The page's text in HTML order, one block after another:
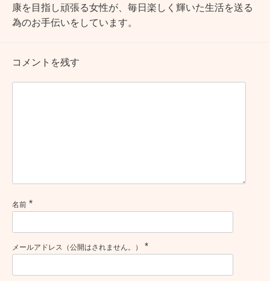
康を目指し頑張る女性が、毎日楽しく輝いた生活を送る
為のお手伝いをしています。
コメントを残す
名前 *
メールアドレス（公開はされません。） *